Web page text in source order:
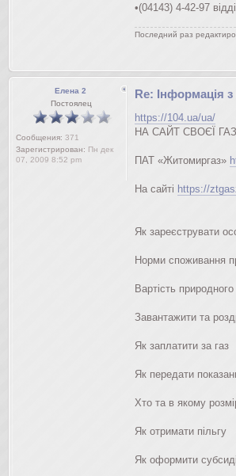
•(04143) 4-42-97
Последний раз
Елена 2
Постоялец
Сообщения: 371
Зарегистрирован: Пн дек
07, 2009 8:52 pm
Re: Інформація
https://104.ua/ua/
НА САЙТ СВОЄЇ
ПАТ «Житомиргаз»
На сайті https://
Як зареєструвати
Норми споживання
Вартість природного
Завантажити та
Як заплатити за газ
Як передати
Хто та в якому
Як отримати пільгу
Як оформити